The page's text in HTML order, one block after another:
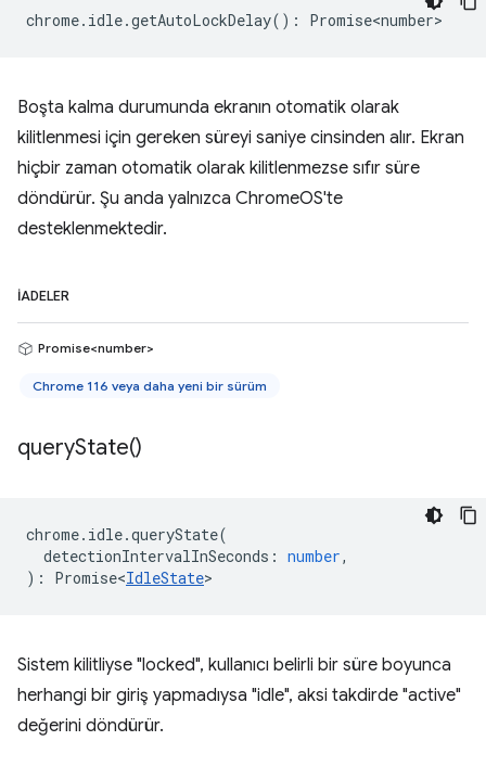
chrome. idle.getAutoLockDelay() : Promise<number>
Boşta kalma durumunda ekranın otomatik olarak
kilitlenmesi için gereken süreyi saniye cinsinden alır. Ekran
hiçbir zaman otomatik olarak kilitlenmezse sıfır süre
döndürür. Şu anda yalnızca ChromeOS'te
desteklenmektedir.
İADELER
Promise<number>
Chrome 116 veya daha yeni bir sürüm
queryState()
chrome. idle.queryState(
detectionIntervalInSeconds : number,
) : Promise<IdleState>
Sistem kilitliyse "locked", kullanıcı belirli bir süre boyunca
herhangi bir giriş yapmadıysa "idle", aksi takdirde "active"
değerini döndürür.